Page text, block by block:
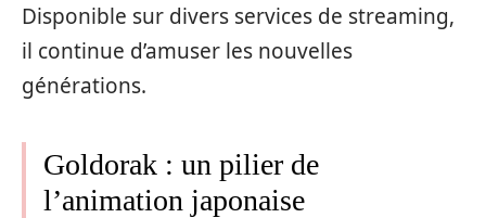
Disponible sur divers services de streaming,
il continue d’amuser les nouvelles
générations.
Goldorak : un pilier de
l’animation japonaise